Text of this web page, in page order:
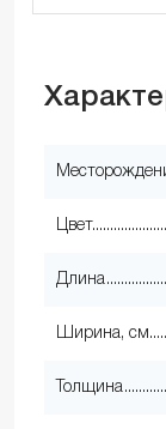
Цвет
Длина
Ширина, см
Толщина